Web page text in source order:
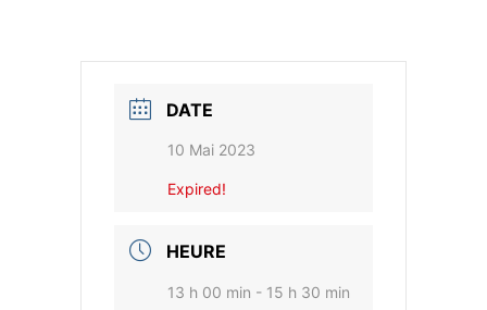
DATE
10 Mai 2023
Expired!
HEURE
13 h 00 min - 15 h 30 min